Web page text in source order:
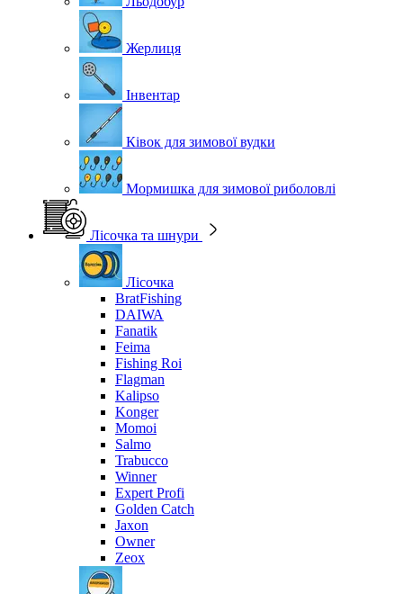
Жерлиця
Інвентар
Ківок для зимової вудки
Мормишка для зимової риболовлі
Лісочка та шнури
Лісочка
BratFishing
DAIWA
Fanatik
Feima
Fishing Roi
Flagman
Kalipso
Konger
Momoi
Salmo
Trabucco
Winner
Expert Profi
Golden Catch
Jaxon
Owner
Zeox